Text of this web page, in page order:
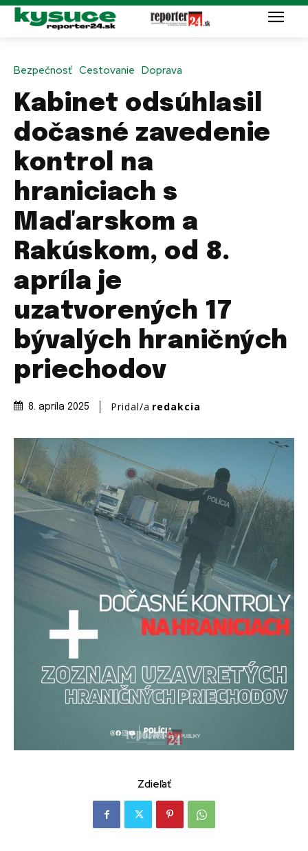
Bezpečnosť Cestovanie Doprava
Kabinet odsúhlasil
dočasné zavedenie
kontrol na
hraniciach s
Maďarskom a
Rakúskom, od 8.
apríla je
uzatvorených 17
bývalých hraničných
priechodov
8. apríla 2025 Pridal/a redakcia
Zdieľať